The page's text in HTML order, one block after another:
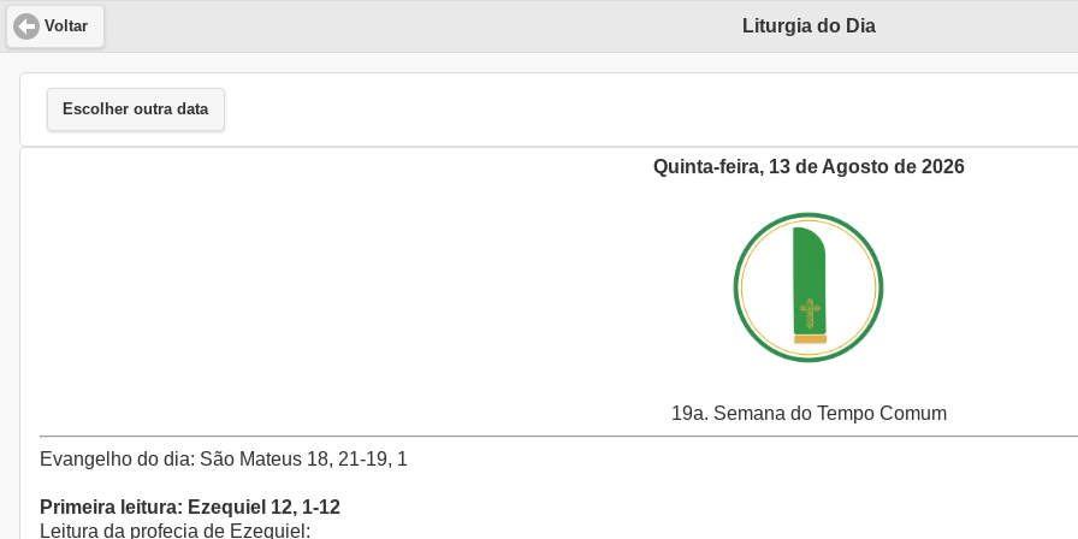
Liturgia do Dia
Voltar
Escolher outra data
Quinta-feira, 13 de Agosto de 2026
19a. Semana do Tempo Comum
Evangelho do dia: São Mateus 18, 21-19, 1
Primeira leitura: Ezequiel 12, 1-12
Leitura da profecia de Ezequiel: